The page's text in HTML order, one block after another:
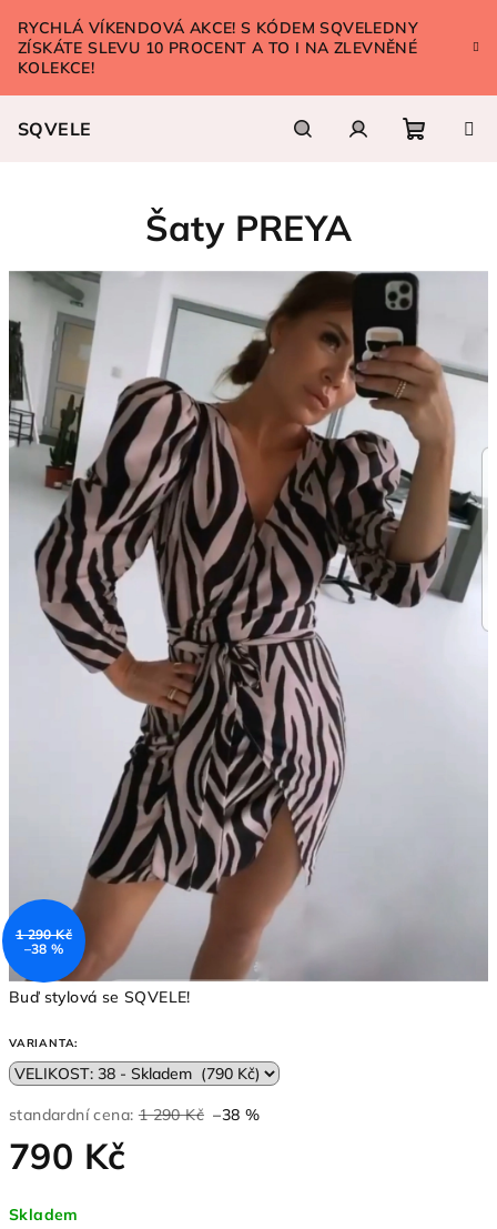
obsah
RYCHLÁ VÍKENDOVÁ AKCE! S KÓDEM SQVELEDNY
ZÍSKÁTE SLEVU 10 PROCENT A TO I NA ZLEVNĚNÉ
KOLEKCE!
SQVELE
Buď stylová se SQVELE!
VARIANTA:
standardní cena: 1 290 Kč –38 %
790 Kč
cena:
Skladem
Šaty PREYA
1 290 Kč
–38 %